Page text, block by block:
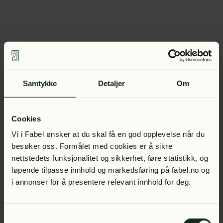
Samtykke Detaljer Om
Cookies
Vi i Fabel ønsker at du skal få en god opplevelse når du
besøker oss. Formålet med cookies er å sikre
nettstedets funksjonalitet og sikkerhet, føre statistikk, og
løpende tilpasse innhold og markedsføring på fabel.no og
i annonser for å presentere relevant innhold for deg.